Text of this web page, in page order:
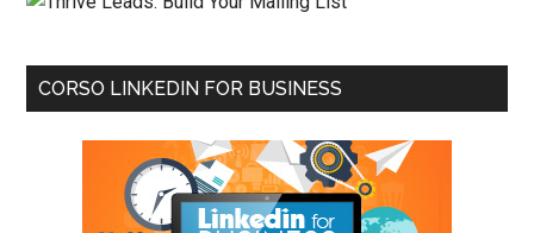
CORSO LINKEDIN FOR BUSINESS